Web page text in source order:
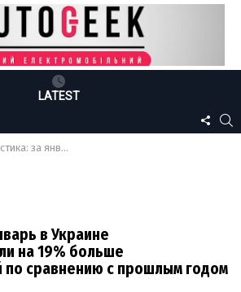
LATEST
US
на 19% больше электромобилей по сравнению с прошлым годом
в Украине
на 19% больше
по сравнению с прошлым годом